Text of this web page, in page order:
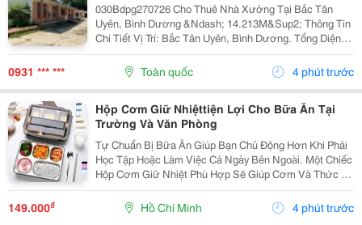
030Bdpg270726 Cho Thuê Nhà Xưởng Tại Bắc Tân
Uyên, Bình Dương &Ndash; 14.213M&Sup2; Thông Tin
Chi Tiết Vị Trí: Bắc Tân Uyên, Bình Dương. Tổng Diện
Tích Khuôn Viên: 28.669M&Sup2; Diện Tích Sử Dụng
Tổng D Iện Tích Nhà Xưởng: 14.213M&Sup2; Xưởng...
0931 *** *** Toàn quốc 4 phút trước
Hộp Cơm Giữ Nhiệttiện Lợi Cho Bữa Ăn Tại
Trường Và Văn Phòng
Tự Chuẩn Bị Bữa Ăn Giúp Bạn Chủ Động Hơn Khi Phải
Học Tập Hoặc Làm Việc Cả Ngày Bên Ngoài. Một Chiếc
Hộp Cơm Giữ Nhiệt Phù Hợp Sẽ Giúp Cơm Và Thức Ăn
Được Sắp Xếp Ngăn Nắp, Thuận Tiện Mang Theo Và
Sử Dụng Khi Đến Giờ Ăn. Chọn Thiết Kế Theo Số
Lượng...
149.000₫ Hồ Chí Minh 4 phút trước